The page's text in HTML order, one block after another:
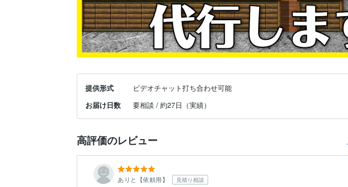
提供形式
ビデオチャット打ち合わせ可能
お届け日数
要相談 / 約27日（実績）
高評価のレビュー
ありと【依頼用】 見積り相談